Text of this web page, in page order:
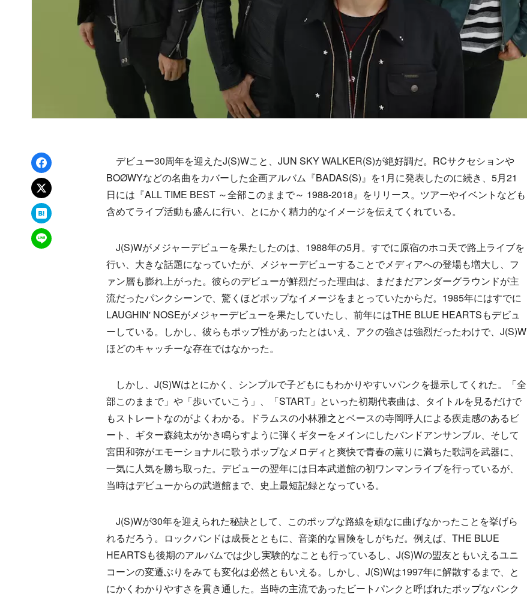
Facebookでシェア
xでポスト
はてなブックマーク
LINEで送る
デビュー30周年を迎えたJ(S)Wこと、JUN SKY WALKER(S)が絶好調だ。RCサクセションや
BOØWYなどの名曲をカバーした企画アルバム『BADAS(S)』を1月に発表したのに続き、5月21
日には『ALL TIME BEST ～全部このままで～ 1988-2018』をリリース。ツアーやイベントなども
含めてライブ活動も盛んに行い、とにかく精力的なイメージを伝えてくれている。
J(S)Wがメジャーデビューを果たしたのは、1988年の5月。すでに原宿のホコ天で路上ライブを
行い、大きな話題になっていたが、メジャーデビューすることでメディアへの登場も増大し、フ
ァン層も膨れ上がった。彼らのデビューが鮮烈だった理由は、まだまだアンダーグラウンドが主
流だったパンクシーンで、驚くほどポップなイメージをまとっていたからだ。1985年にはすでに
LAUGHIN' NOSEがメジャーデビューを果たしていたし、前年にはTHE BLUE HEARTSもデビュ
ーしている。しかし、彼らもポップ性があったとはいえ、アクの強さは強烈だったわけで、J(S)W
ほどのキャッチーな存在ではなかった。
しかし、J(S)Wはとにかく、シンプルで子どもにもわかりやすいパンクを提示してくれた。「全
部このままで」や「歩いていこう」、「START」といった初期代表曲は、タイトルを見るだけで
もストレートなのがよくわかる。ドラムスの小林雅之とベースの寺岡呼人による疾走感のあるビ
ート、ギター森純太がかき鳴らすように弾くギターをメインにしたバンドアンサンブル、そして
宮田和弥がエモーショナルに歌うポップなメロディと爽快で青春の薫りに満ちた歌詞を武器に、
一気に人気を勝ち取った。デビューの翌年には日本武道館の初ワンマンライブを行っているが、
当時はデビューからの武道館まで、史上最短記録となっている。
J(S)Wが30年を迎えられた秘訣として、このポップな路線を頑なに曲げなかったことを挙げら
れるだろう。ロックバンドは成長とともに、音楽的な冒険をしがちだ。例えば、THE BLUE
HEARTSも後期のアルバムでは少し実験的なことも行っているし、J(S)Wの盟友ともいえるユニ
コーンの変遷ぶりをみても変化は必然ともいえる。しかし、J(S)Wは1997年に解散するまで、と
にかくわかりやすさを貫き通した。当時の主流であったビートパンクと呼ばれたポップなパンク